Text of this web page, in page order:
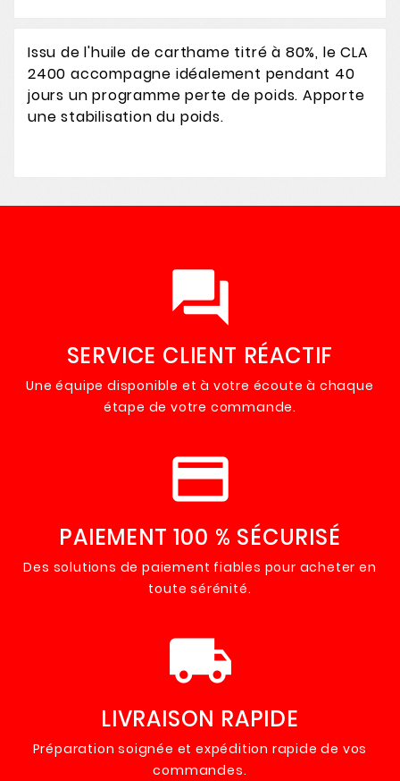
Issu de l'huile de carthame titré à 80%, le CLA
2400 accompagne idéalement pendant 40
jours un programme perte de poids. Apporte
une stabilisation du poids.
question_answer
SERVICE CLIENT RÉACTIF
Une équipe disponible et à votre écoute à chaque
étape de votre commande.
payments
PAIEMENT 100 % SÉCURISÉ
Des solutions de paiement fiables pour acheter en
toute sérénité.
local_shipping
LIVRAISON RAPIDE
Préparation soignée et expédition rapide de vos
commandes.